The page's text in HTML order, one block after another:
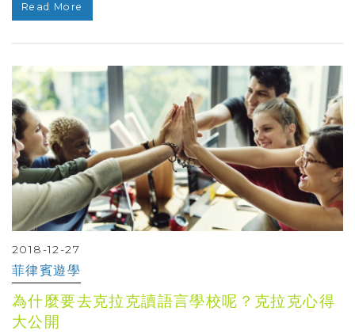
Read More
2018-12-27
菲律賓遊學
為什麼要去克拉克讀語言學校呢？克拉克心得
大公開